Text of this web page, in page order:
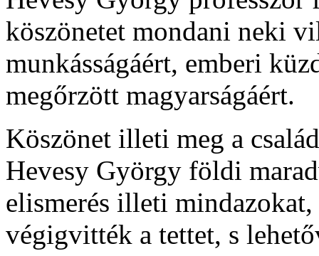
köszönetet mondani neki
munkásságáért, emberi
megőrzött magyarságáért.
Köszönet illeti meg a
Hevesy György földi
elismerés illeti
végigvitték a tettet, s